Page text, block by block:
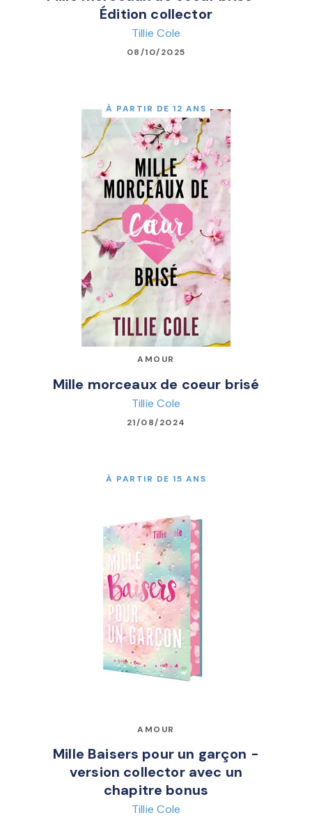
Édition collector
Tillie Cole
08/10/2025
À PARTIR DE 12 ANS
AMOUR
Mille morceaux de coeur brisé
Tillie Cole
21/08/2024
À PARTIR DE 15 ANS
AMOUR
Mille Baisers pour un garçon -
version collector avec un
chapitre bonus
Tillie Cole